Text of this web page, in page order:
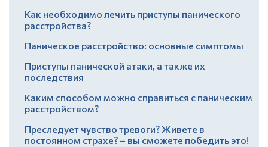
Как необходимо лечить приступы панического
расстройства?
Паническое расстройство: основные симптомы
Приступы панической атаки, а также их
последствия
Каким способом можно справиться с паническим
расстройством?
Преследует чувство тревоги? Живете в
постоянном страхе? – вы сможете победить это!